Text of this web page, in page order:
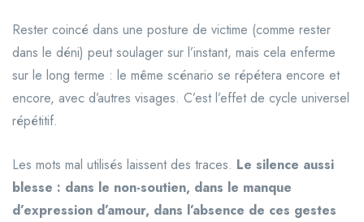
Rester coincé dans une posture de victime (comme rester
dans le déni) peut soulager sur l’instant, mais cela enferme
sur le long terme : le même scénario se répétera encore et
encore, avec d’autres visages. C’est l’effet de cycle universel
répétitif.
Les mots mal utilisés laissent des traces. Le silence aussi
blesse : dans le non-soutien, dans le manque
d’expression d’amour, dans l’absence de ces gestes